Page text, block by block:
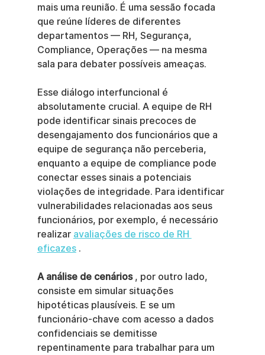
mais uma reunião. É uma sessão focada
que reúne líderes de diferentes
departamentos — RH, Segurança,
Compliance, Operações — na mesma
sala para debater possíveis ameaças.
Esse diálogo interfuncional é
absolutamente crucial. A equipe de RH
pode identificar sinais precoces de
desengajamento dos funcionários que a
equipe de segurança não perceberia,
enquanto a equipe de compliance pode
conectar esses sinais a potenciais
violações de integridade. Para identificar
vulnerabilidades relacionadas aos seus
funcionários, por exemplo, é necessário
realizar avaliações de risco de RH
eficazes .
A análise de cenários , por outro lado,
consiste em simular situações
hipotéticas plausíveis. E se um
funcionário-chave com acesso a dados
confidenciais se demitisse
repentinamente para trabalhar para um